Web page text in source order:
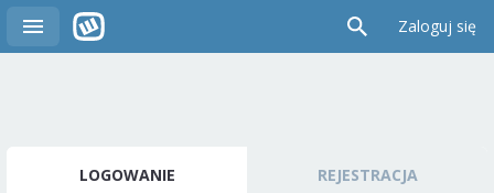
Zaloguj się
LOGOWANIE REJESTRACJA